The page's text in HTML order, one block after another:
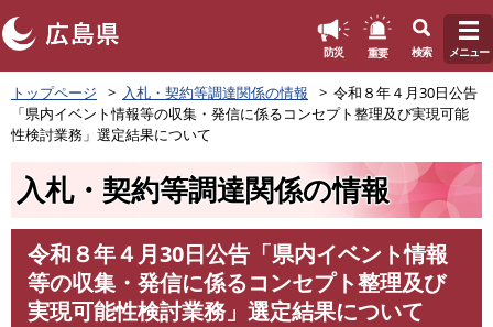
ペ
ー
ジ
の
防災 重要 検索 メニュー
トップページ 入札・契約等調達関係の情報
令和８年４月30日公告
「県内イベント情報等の収集・発信に係るコンセプト整理及び実現可能
性検討業務」選定結果について
入札・契約等調達関係の情報
令和８年４月30日公告「県内イベント情報
等の収集・発信に係るコンセプト整理及び
実現可能性検討業務」選定結果について